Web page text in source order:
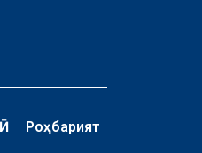
Роҳбарият